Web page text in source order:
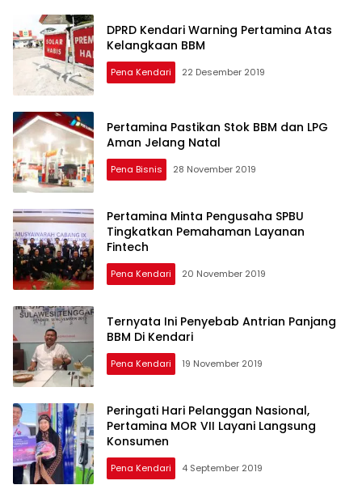
DPRD Kendari Warning Pertamina Atas
Kelangkaan BBM
Pena Kendari 22 Desember 2019
Pertamina Pastikan Stok BBM dan LPG
Aman Jelang Natal
Pena Bisnis 28 November 2019
Pertamina Minta Pengusaha SPBU
Tingkatkan Pemahaman Layanan
Fintech
Pena Kendari 20 November 2019
Ternyata Ini Penyebab Antrian Panjang
BBM Di Kendari
Pena Kendari 19 November 2019
Peringati Hari Pelanggan Nasional,
Pertamina MOR VII Layani Langsung
Konsumen
Pena Kendari 4 September 2019